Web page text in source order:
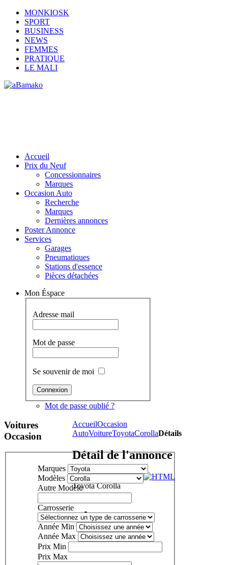
MONKIOSK
SPORT
BUSINESS
NEWS
FEMMES
PRATIQUE
LE MALI
Accueil
Prix du Neuf
Concessionnaires
Marques
Occasion Auto
Recherche
Marques
Dernières annonces
Poster Annonce
Services
Garages
Pneumatiques
Stations d'essence
Pièces détachées
Mon Éspace
Adresse mail
Mot de passe
Se souvenir de moi
Mot de passe oublié ?
AccueilOccasion
AutoVoitureToyotaCorollaDétails
Détail de l'annonce
Toyota Corolla
Voitures
Occasion
Marques
Modèles
Autre Modèle
Carrosserie
Année Min
Année Max
Prix Min
Prix Max